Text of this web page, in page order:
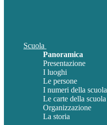
Scuola
Panoramica
Presentazione
I luoghi
Le persone
I numeri della scuola
Le carte della scuola
Organizzazione
La storia